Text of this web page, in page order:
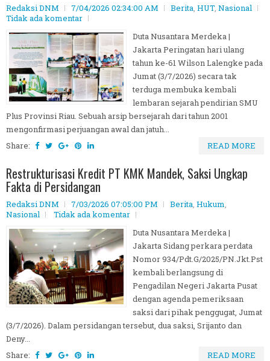
Redaksi DNM 7/04/2026 02:34:00 AM Berita, HUT, Nasional
Tidak ada komentar
Duta Nusantara Merdeka |
Jakarta Peringatan hari ulang
tahun ke-61 Wilson Lalengke pada
Jumat (3/7/2026) secara tak
terduga membuka kembali
lembaran sejarah pendirian SMU
Plus Provinsi Riau. Sebuah arsip bersejarah dari tahun 2001
mengonfirmasi perjuangan awal dan jatuh...
Share:
READ MORE
Restrukturisasi Kredit PT KMK Mandek, Saksi Ungkap
Fakta di Persidangan
Redaksi DNM 7/03/2026 07:05:00 PM Berita, Hukum,
Nasional
Tidak ada komentar
Duta Nusantara Merdeka |
Jakarta Sidang perkara perdata
Nomor 934/Pdt.G/2025/PN.Jkt.Pst
kembali berlangsung di
Pengadilan Negeri Jakarta Pusat
dengan agenda pemeriksaan
saksi dari pihak penggugat, Jumat
(3/7/2026). Dalam persidangan tersebut, dua saksi, Srijanto dan
Deny...
Share:
READ MORE